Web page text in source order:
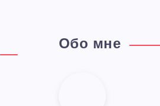
Обо мне